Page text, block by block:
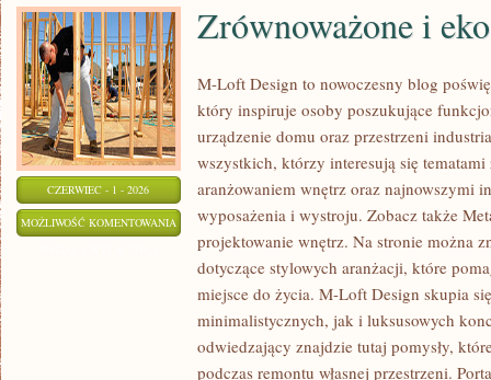
CZERWIEC - 1 - 2026
MOŻLIWOŚĆ KOMENTOWANIA ZRÓWNOWAŻONE
WNĘTRZA
Zrównoważone i
M-Loft Design to nowoczesny blog
który inspiruje osoby poszukujące
urządzenie domu oraz przestrzeni
wszystkich, którzy interesują się
aranżowaniem wnętrz oraz najnowszymi
wyposażenia i wystroju. Zobacz także
projektowanie wnętrz. Na stronie można
dotyczące stylowych aranżacji, które
miejsce do życia. M-Loft Design skupia
minimalistycznych, jak i luksusowych
odwiedzający znajdzie tutaj pomysły,
podczas remontu własnej przestrzeni.